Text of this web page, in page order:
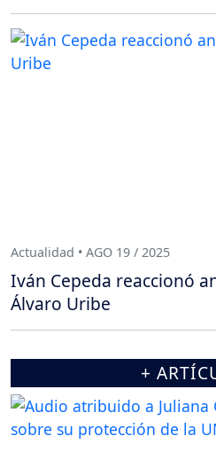
Actualidad • AGO 19 / 2025
Iván Cepeda reaccionó
Álvaro Uribe
+